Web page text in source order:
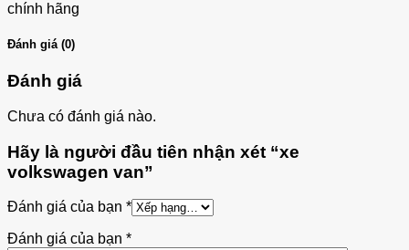
chính hãng
Đánh giá (0)
Đánh giá
Chưa có đánh giá nào.
Hãy là người đầu tiên nhận xét “xe
volkswagen van”
Đánh giá của bạn *
Đánh giá của bạn *